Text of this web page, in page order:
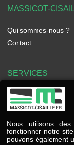
MASSICOT-
Qui sommes-nous ?
Contact
SERVICES
Frais de port offerts
Modes de paiement
Service client à votre
Nous utilisons
fonctionner notre
pouvons également